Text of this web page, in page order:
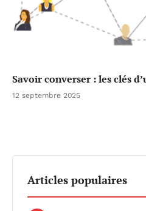
Savoir converser : les clés
12 septembre 2025
Articles populaires